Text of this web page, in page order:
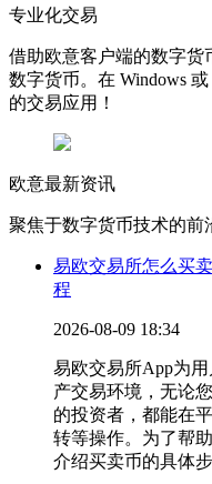
专业化交易
借助欧意客户端的数字货
数字货币。在 Windows
的交易应用！
欧意最新资讯
聚焦于数字货币技术的前
易欧交易所怎么买
程
2026-08-09 18:34
易欧交易所App为
产交易环境，无论
的投资者，都能在
转等操作。为了帮
介绍买卖币的具体